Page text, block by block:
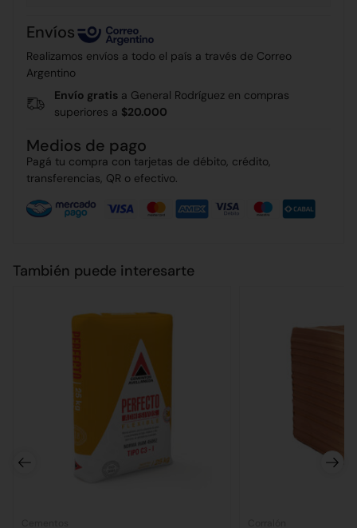
Envíos
Realizamos envíos a todo el país a través de Correo
Argentino
Envío gratis a General Rodríguez en compras
superiores a $20.000
Medios de pago
Pagá tu compra con tarjetas de débito, crédito,
transferencias, QR o efectivo.
También puede interesarte